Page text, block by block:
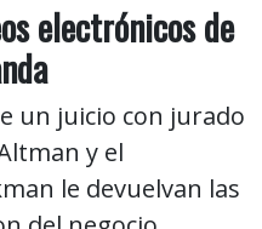
electrónicos de
un juicio con jurado
y el
le devuelvan las